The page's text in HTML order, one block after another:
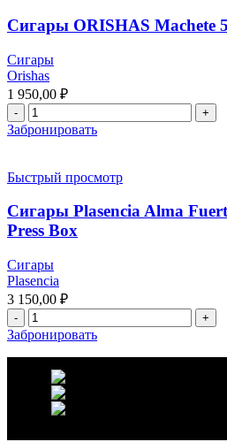
Сигары ORISHAS Machete
Сигары
Orishas
1 950,00 ₽
Забронировать
Быстрый просмотр
Сигары Plasencia Alma
Press Box
Сигары
Plasencia
3 150,00 ₽
Забронировать